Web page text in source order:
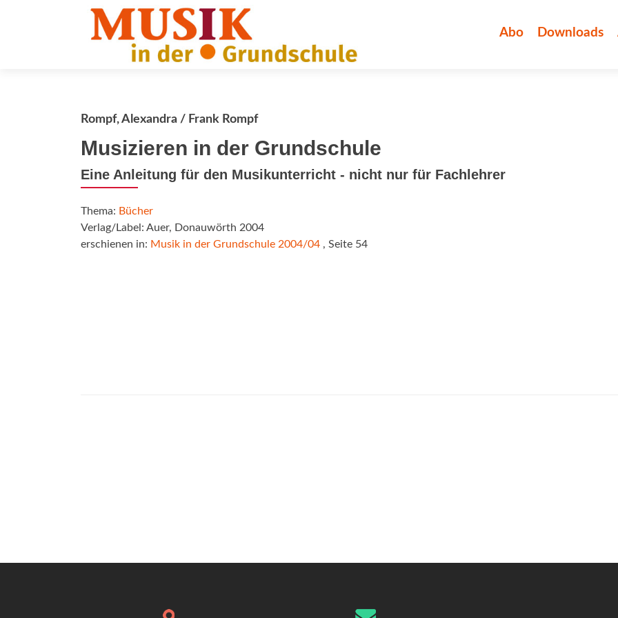
Abo Downloads
Rompf, Alexandra / Frank Rompf
Musizieren in der Grundschule
Eine Anleitung für den Musikunterricht - nicht nur für Fachlehrer
Thema: Bücher
Verlag/Label: Auer, Donauwörth 2004
erschienen in: Musik in der Grundschule 2004/04 , Seite 54